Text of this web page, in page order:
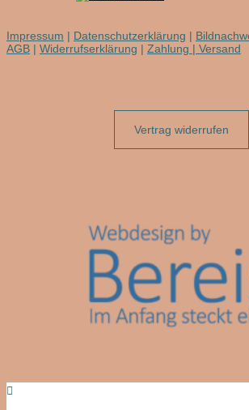
Impressum | Datenschutzerklärung |
AGB | Widerrufserklärung | Zahlung | Versand
Vertrag widerrufen
